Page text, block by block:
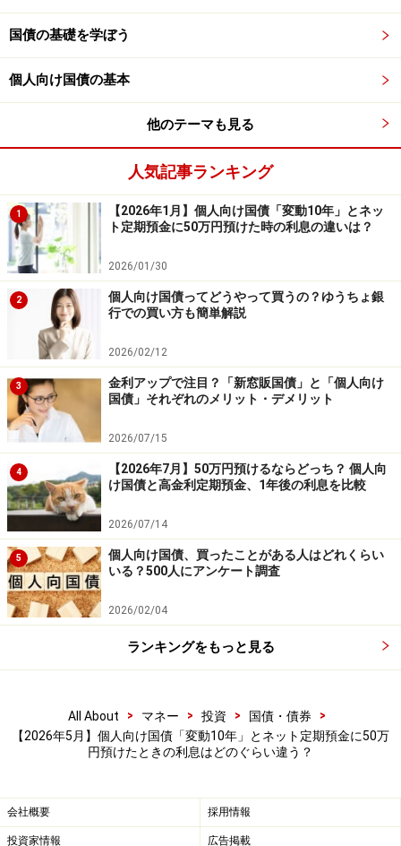
おけます。おすすめする理由を2つ、以下にまとめまし
た。
●おすすめする理由1：「次の上昇」を逃さない機動力
定期預金は、預け入れた時点の金利が満期まで固定され
ます。もし5年定期に預けた翌月に金利がさらに上がっ
たとしてもそのまま。その点、個人向け国債（変動10
年）なら半年ごとに金利が見直され、世の中の動きに追
随します。
また、6カ月～1年程度の短期の定期預金であれば、すぐ
に満期が来るため、その都度より高い金利の預け先へ柔
軟に乗り換えられます。
●おすすめする理由2：中途解約のストレスがない
高金利な定期預金は「一定期間動かさない」ことが条件
です。途中で解約すると「中途解約利率」が適用され、
利息が大幅に削られてしまいます。1年程度の短期定期
預金や、1年たてばいつでも1万円単位で中途換金できる
個人向け国債なら、比較的柔軟に対応しやすいといえま
す。
利回りの高さと金利追随性を狙って「変動10年」をじっ
くり持つか、1年スパンで確実にお金を回しながら次の
高金利チャンスを待つか。ご自身の資金の「使い道」に
合わせて、賢く選びましょう。
※記事内容は執筆時点のものです。最新の内容をご確認くださ
本記事の内容は一般的な情報提供を目的としており、特定の金融
投資や資産運用に関する最終的なご判断はご自身の責任において
行ってください。
掲載情報の正確性・完全性については十分に配慮しております
が、その内容を保証するものではなく、これに基づく損失・損害
の公式情報をご確認ください。
国債の基礎を学ぼう
個人向け国債の基本
他のテーマも見る
人気記事ランキング
1
【2026年1月】個人向け国債「変動10年」とネッ
ト定期預金に50万円預けた時の利息の違いは？
2026/01/30
2
個人向け国債ってどうやって買うの？ゆうちょ銀
行での買い方も簡単解説
2026/02/12
3
金利アップで注目？「新窓販国債」と「個人向け
国債」それぞれのメリット・デメリット
2026/07/15
4
【2026年7月】50万円預けるならどっち？ 個人向
け国債と高金利定期預金、1年後の利息を比較
2026/07/14
5
個人向け国債、買ったことがある人はどれくらい
いる？500人にアンケート調査
2026/02/04
ランキングをもっと見る
All About > マネー > 投資 > 国債・債券
>
【2026年5月】個人向け国債「変動10年」とネット定期預金に50万
円預けたときの利息はどのぐらい違う？
会社概要 採用情報
投資家情報 広告掲載